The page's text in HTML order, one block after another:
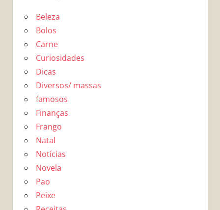
Beleza
Bolos
Carne
Curiosidades
Dicas
Diversos/ massas
famosos
Finanças
Frango
Natal
Notícias
Novela
Pao
Peixe